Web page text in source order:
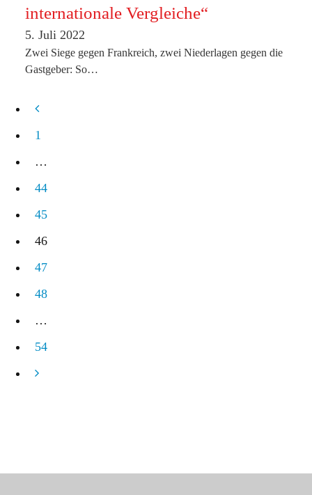
internationale Vergleiche“
5. Juli 2022
Zwei Siege gegen Frankreich, zwei Niederlagen gegen die
Gastgeber: So…
1
…
44
45
46
47
48
…
54